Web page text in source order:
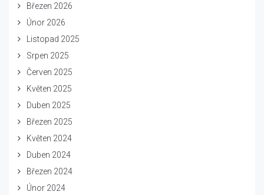
Březen 2026
Únor 2026
Listopad 2025
Srpen 2025
Červen 2025
Květen 2025
Duben 2025
Březen 2025
Květen 2024
Duben 2024
Březen 2024
Únor 2024